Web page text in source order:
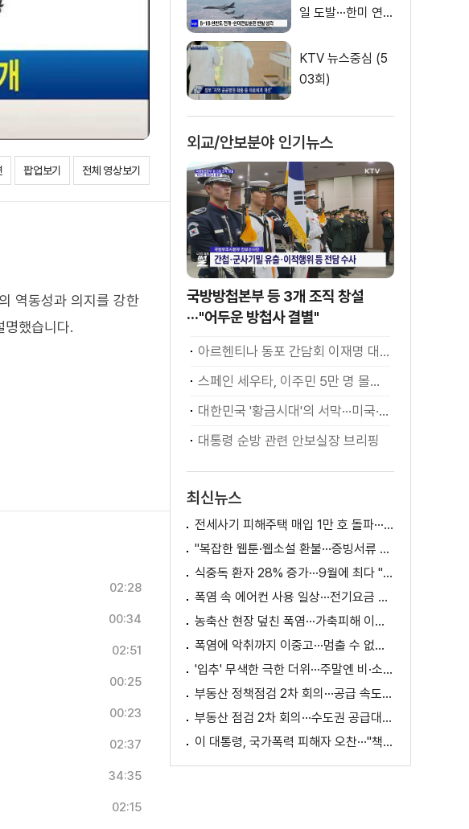
팝업보기 전체 영상보기
역동성과 의지를 강한
했습니다.
02:28
00:34
02:51
00:25
00:23
02:37
34:35
02:15
일 도발···한미 연합
KTV 뉴스중심 (5
03회)
외교/안보분야 인기뉴스
국방방첩본부 등 3개 조직 창설
···"어두운 방첩사 결별"
아르헨티나 동포 간담회 이재명 대통령 모두발언
스페인 세우타, 이주민 5만 명 몰려 [월드 투데이]
대한민국 '황금시대'의 서막···미국·남미 순방 성과 총정리 [정.주.행]
대통령 순방 관련 안보실장 브리핑
최신뉴스
전세사기 피해주택 매입 1만 호 돌파···피해 지원 속도
"복잡한 웹툰·웹소설 환불···증빙서류 요구까지"
식중독 환자 28% 증가···9월에 최다 "입추 방심 금물"
폭염 속 에어컨 사용 일상···전기요금 줄이려면?
농축산 현장 덮친 폭염···가축피해 이틀 새 28만 마리↑
폭염에 악취까지 이중고···멈출 수 없는 필수노동
'입추' 무색한 극한 더위···주말엔 비·소나기
부동산 정책점검 2차 회의···공급 속도전 본격화하나
부동산 점검 2차 회의···수도권 공급대책 논의
이 대통령, 국가폭력 피해자 오찬···"책임지고 치유"